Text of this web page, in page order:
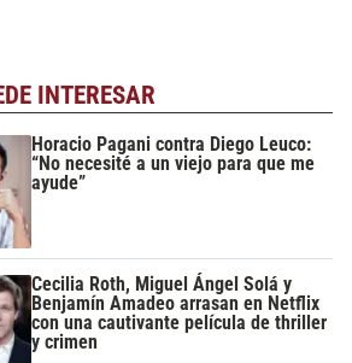
INTERESAR
Horacio Pagani contra Diego Leuco:
“No necesité a un viejo para que me
ayude”
Cecilia Roth, Miguel Ángel Solá y
Benjamín Amadeo arrasan en Netflix
con una cautivante película de thriller
y crimen